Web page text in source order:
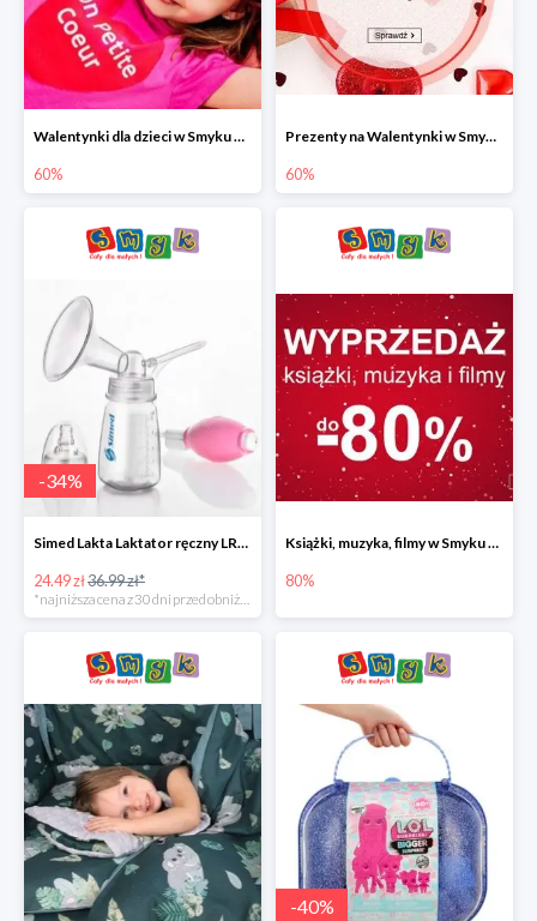
Walentynki dla dzieci w Smyku do -60%
60%
Prezenty na Walentynki w Smyku do -60%
60%
-34%
Simed Lakta Laktator ręczny LR-8 -34%
24.49 zł36.99 zł*
*najniższa cena z 30 dni przed obniżką
Książki, muzyka, filmy w Smyku do -80%
80%
-40%